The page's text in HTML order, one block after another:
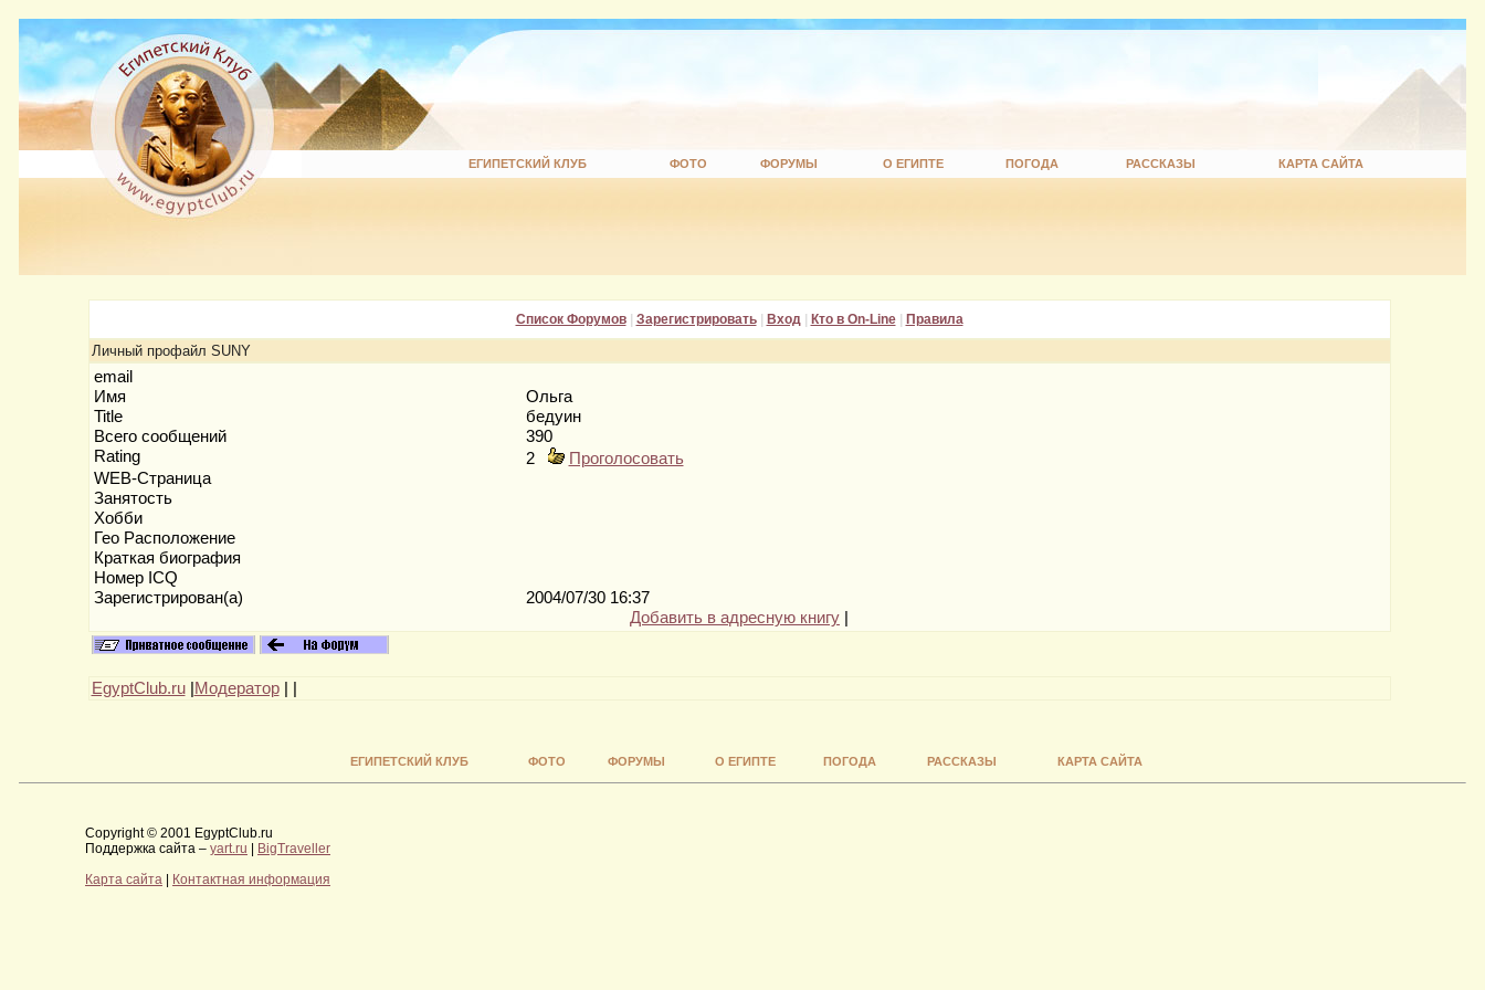
ЕГИПЕТСКИЙ КЛУБ ФОТО ФОРУМЫ О ЕГИПТЕ ПОГОДА РАССКАЗЫ КАРТА САЙТА
Список Форумов| Зарегистрировать| Вход| Кто в On-Line| Правила
Личный профайл SUNY
email
Имя
Ольга
Title
бедуин
Всего сообщений
390
Rating
2
Проголосовать
WEB-Страница
Занятость
Хобби
Гео Расположение
Краткая биография
Номер ICQ
Зарегистрирован(а)
2004/07/30 16:37
Добавить в адресную книгу
EgyptClub.ru| Модератор|
ЕГИПЕТСКИЙ КЛУБ ФОТО ФОРУМЫ О ЕГИПТЕ ПОГОДА РАССКАЗЫ КАРТА САЙТА
Copyright © 2001 EgyptClub.ru
Поддержка сайта – yart.ru | BigTraveller
Карта сайта | Контактная информация